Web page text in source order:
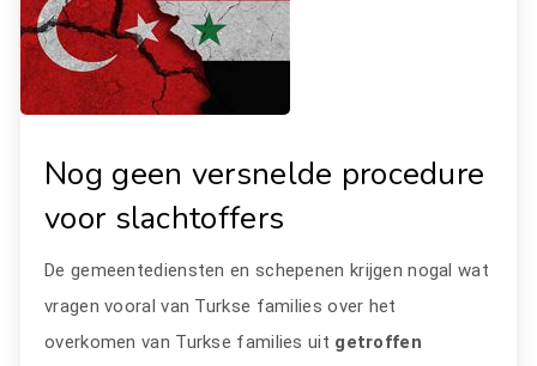
Nog geen versnelde procedure
voor slachtoffers
De gemeentediensten en schepenen krijgen nogal wat
vragen vooral van Turkse families over het
overkomen van Turkse families uit getroffen